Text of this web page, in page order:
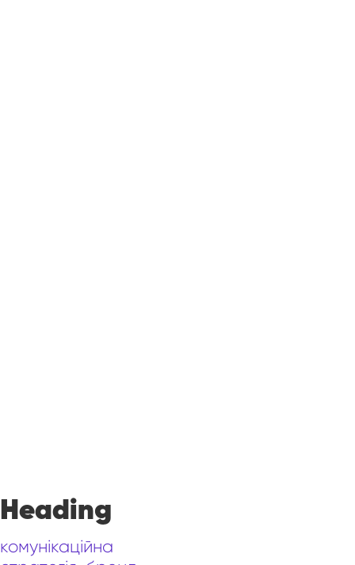
Heading
комунікаційна